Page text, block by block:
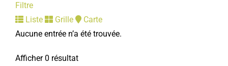
Filtre
Liste
Grille
Carte
Aucune entrée n’a été trouvée.
Afficher 0 résultat